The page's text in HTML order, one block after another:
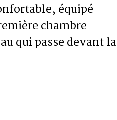
équipé
chambre
qui passe devant la